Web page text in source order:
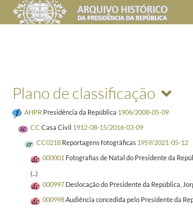
Plano de classificação
AHPR Presidência da República 1906/2008-05-09
CC Casa Civil 1912-08-15/2016-03-09
CC0218 Reportagens fotográficas 1959/2021-05-12
000001 Fotografias de Natal do Presidente da
(...)
000997 Deslocação do Presidente da República,
000998Audiência concedida pelo Presidente da